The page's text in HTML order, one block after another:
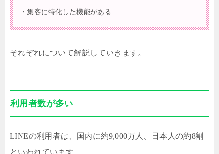
・集客に特化した機能がある
それぞれについて解説していきます。
利用者数が多い
LINEの利用者は、国内に約9,000万人、日本人の約8割
といわれています。